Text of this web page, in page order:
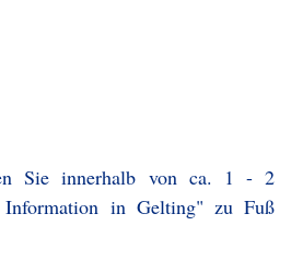
Sie innerhalb von ca. 1 - 2
Information in Gelting" zu Fuß